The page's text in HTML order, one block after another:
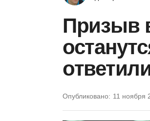
Призыв
Опубликовано: 11 ноября